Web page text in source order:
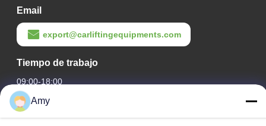
Email
export@carliftingequipments.com
Tiempo de trabajo
09:00-18:00
Nuestra dirección
Amy